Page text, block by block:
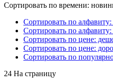
Сортировать по времени:
Сортировать по
Сортировать по
Сортировать по цене:
Сортировать по цене:
Сортировать по
24 На страницу